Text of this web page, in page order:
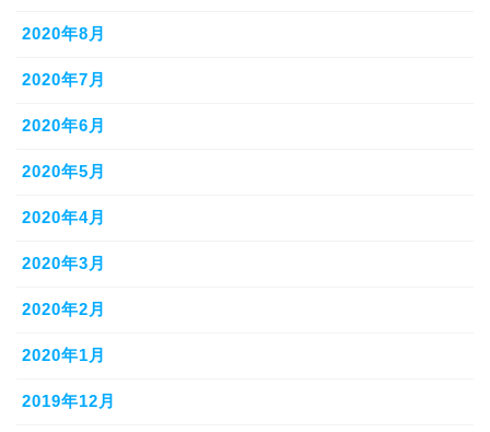
2020年8月
2020年7月
2020年6月
2020年5月
2020年4月
2020年3月
2020年2月
2020年1月
2019年12月